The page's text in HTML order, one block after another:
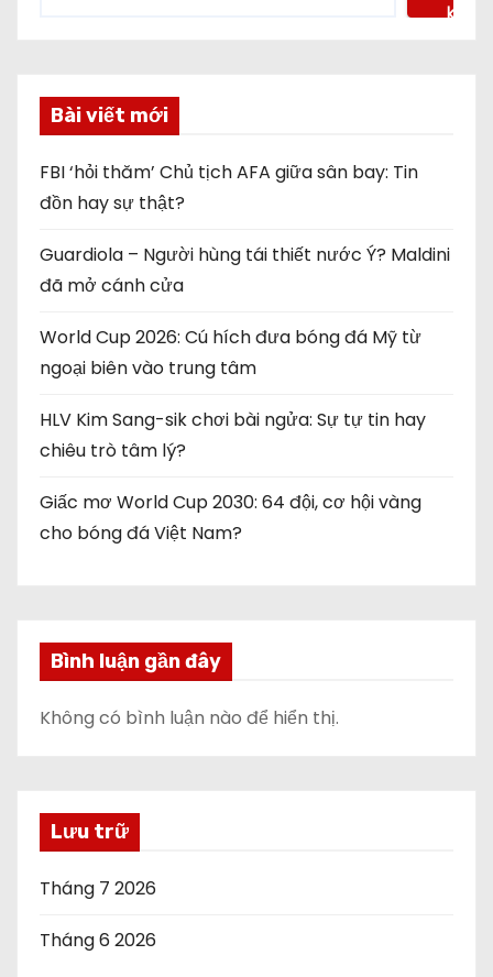
kiếm
Bài viết mới
FBI ‘hỏi thăm’ Chủ tịch AFA giữa sân bay: Tin
đồn hay sự thật?
Guardiola – Người hùng tái thiết nước Ý? Maldini
đã mở cánh cửa
World Cup 2026: Cú hích đưa bóng đá Mỹ từ
ngoại biên vào trung tâm
HLV Kim Sang-sik chơi bài ngửa: Sự tự tin hay
chiêu trò tâm lý?
Giấc mơ World Cup 2030: 64 đội, cơ hội vàng
cho bóng đá Việt Nam?
Bình luận gần đây
Không có bình luận nào để hiển thị.
Lưu trữ
Tháng 7 2026
Tháng 6 2026